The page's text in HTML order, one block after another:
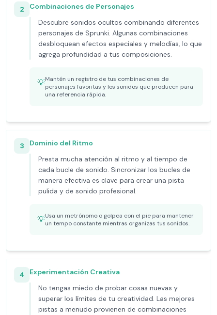
2
Combinaciones de Personajes
Descubre sonidos ocultos combinando diferentes
personajes de Sprunki. Algunas combinaciones
desbloquean efectos especiales y melodías, lo que
agrega profundidad a tus composiciones.
💡Mantén un registro de tus combinaciones de
personajes favoritas y los sonidos que producen para
una referencia rápida.
3
Dominio del Ritmo
Presta mucha atención al ritmo y al tiempo de
cada bucle de sonido. Sincronizar los bucles de
manera efectiva es clave para crear una pista
pulida y de sonido profesional.
💡Usa un metrónomo o golpea con el pie para mantener
un tempo constante mientras organizas tus sonidos.
4
Experimentación Creativa
No tengas miedo de probar cosas nuevas y
superar los límites de tu creatividad. Las mejores
pistas a menudo provienen de combinaciones